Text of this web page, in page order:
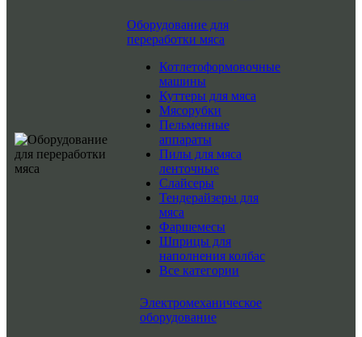
Оборудование для
переработки мяса
Котлетоформовочные
машины
Куттеры для мяса
Мясорубки
Пельменные
аппараты
Пилы для мяса
ленточные
Слайсеры
Тендерайзеры для
мяса
Фаршемесы
Шприцы для
наполнения колбас
Все категории
Электромеханическое
оборудование